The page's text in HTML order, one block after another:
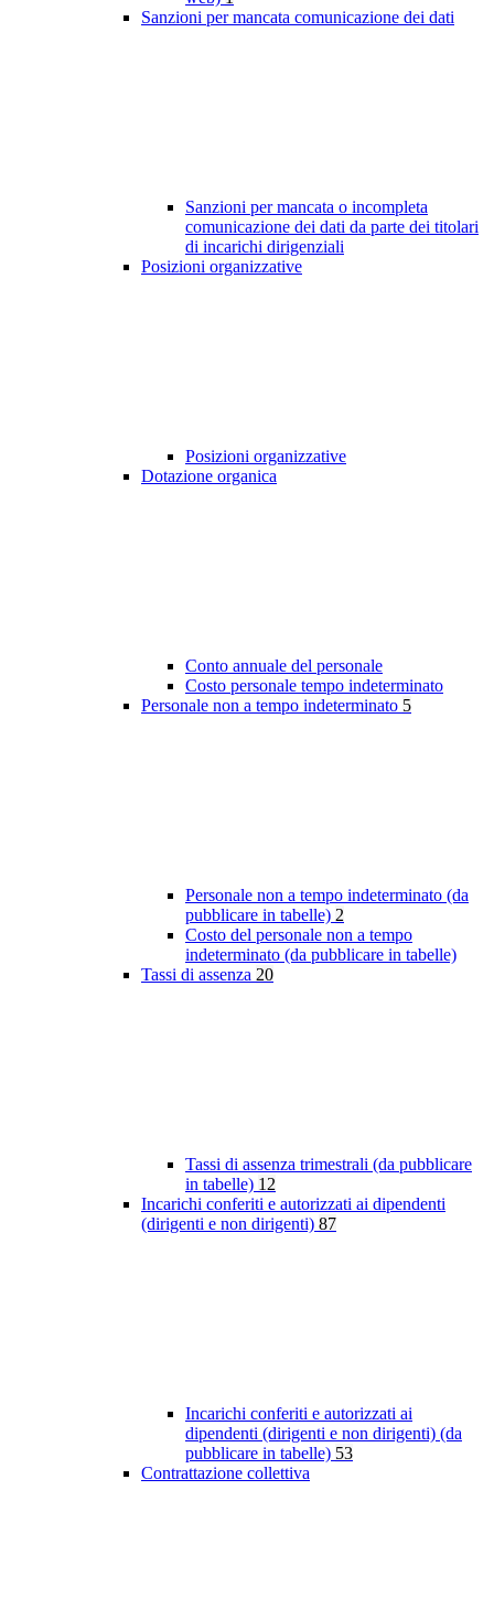
Sanzioni per mancata comunicazione dei dati
Sanzioni per mancata o incompleta
comunicazione dei dati da parte dei titolari
di incarichi dirigenziali
Posizioni organizzative
Posizioni organizzative
Dotazione organica
Conto annuale del personale
Costo personale tempo indeterminato
Personale non a tempo indeterminato 5
Personale non a tempo indeterminato (da
pubblicare in tabelle) 2
Costo del personale non a tempo
indeterminato (da pubblicare in tabelle)
Tassi di assenza 20
Tassi di assenza trimestrali (da pubblicare
in tabelle) 12
Incarichi conferiti e autorizzati ai dipendenti
(dirigenti e non dirigenti) 87
Incarichi conferiti e autorizzati ai
dipendenti (dirigenti e non dirigenti) (da
pubblicare in tabelle) 53
Contrattazione collettiva